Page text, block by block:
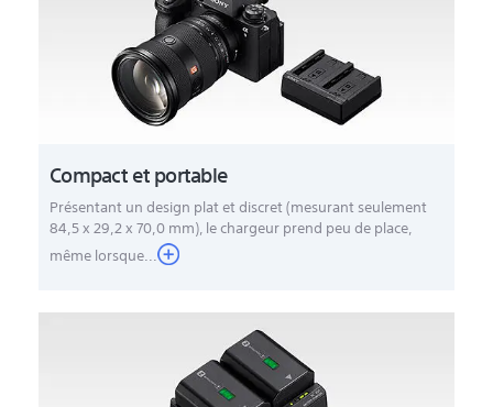
Compact et portable
Présentant un design plat et discret (mesurant seulement
84,5 x 29,2 x 70,0 mm), le chargeur prend peu de place,
même lorsque...